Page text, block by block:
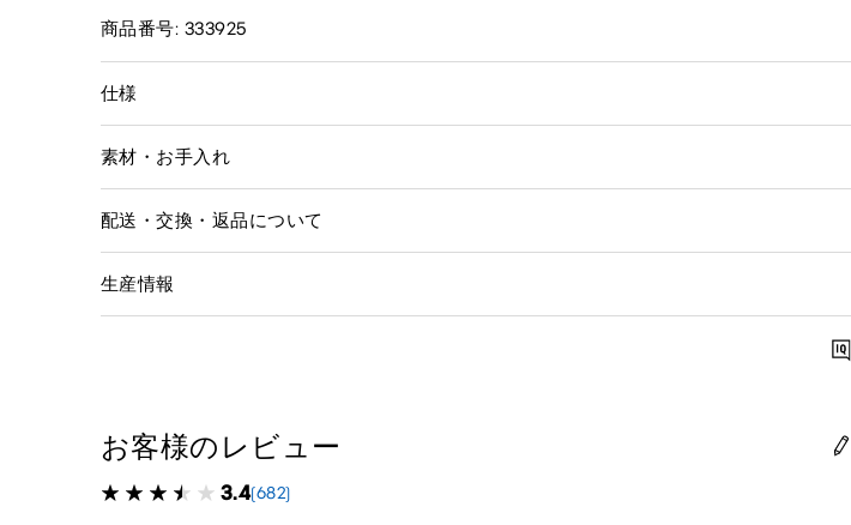
商品番号: 333925
仕様
素材・お手入れ
配送・交換・返品について
生産情報
お客様のレビュー
3.4(682)